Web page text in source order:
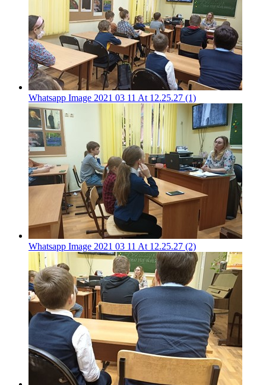
Whatsapp Image 2021 03 11 At 12.25.27 (1)
Whatsapp Image 2021 03 11 At 12.25.27 (2)